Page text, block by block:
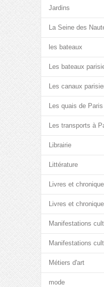
Jardins
La Seine des
les bateaux
Les bateaux
Les canaux
Les quais de Paris
Les transports à
Librairie
Littérature
Livres et
Livres et
Manifestations
Manifestations
Métiers d'art
mode